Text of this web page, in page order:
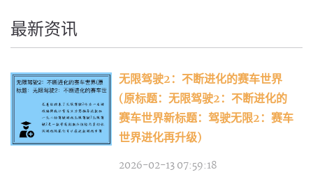
最新资讯
无限驾驶2：不断进化的赛车世界
(原标题：无限驾驶2：不断进化的
赛车世界新标题：驾驶无限2：赛车
世界进化再升级)
2026-02-13 07:59:18